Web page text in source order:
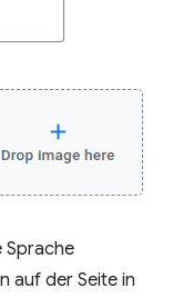
Sprache
auf der Seite in